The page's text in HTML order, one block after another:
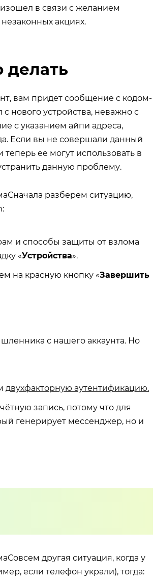
в связи с желанием
акциях.
делать
вам придет сообщение с кодом-
нового устройства, неважно с
с указанием айпи адреса,
Если вы не совершали данный
ее могут использовать в
данную проблему.
Сначала разберем ситуацию,
«Устройства».
на красную кнопку «Завершить
с нашего аккаунта. Но
двухфакторную аутентификацию.
запись, потому что для
генерирует мессенджер, но и
Совсем другая ситуация, когда у
если телефон украли), тогда: